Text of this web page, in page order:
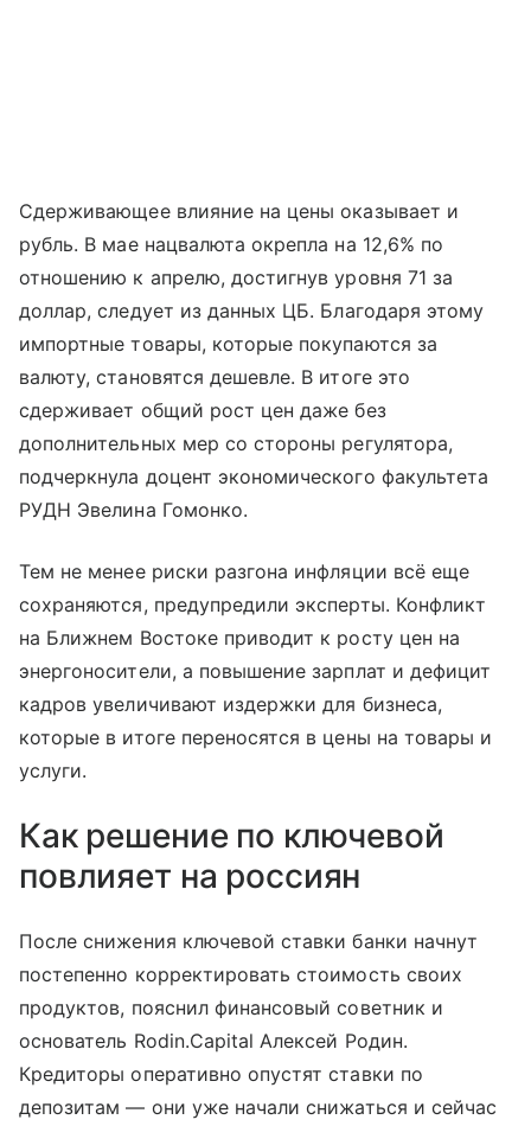
Сдерживающее влияние на цены оказывает и
рубль. В мае нацвалюта окрепла на 12,6% по
отношению к апрелю, достигнув уровня 71 за
доллар, следует из данных ЦБ. Благодаря этому
импортные товары, которые покупаются за
валюту, становятся дешевле. В итоге это
сдерживает общий рост цен даже без
дополнительных мер со стороны регулятора,
подчеркнула доцент экономического факультета
РУДН Эвелина Гомонко.
Тем не менее риски разгона инфляции всё еще
сохраняются, предупредили эксперты. Конфликт
на Ближнем Востоке приводит к росту цен на
энергоносители, а повышение зарплат и дефицит
кадров увеличивают издержки для бизнеса,
которые в итоге переносятся в цены на товары и
услуги.
Как решение по ключевой
повлияет на россиян
После снижения ключевой ставки банки начнут
постепенно корректировать стоимость своих
продуктов, пояснил финансовый советник и
основатель Rodin.Capital Алексей Родин.
Кредиторы оперативно опустят ставки по
депозитам — они уже начали снижаться и сейчас